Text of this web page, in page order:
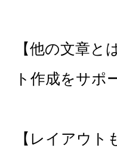
【他の文章と
ト作成をサポ
【レイアウト